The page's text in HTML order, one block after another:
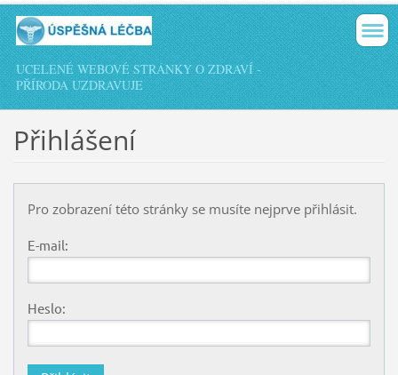
UCELENÉ WEBOVÉ STRÁNKY O ZDRAVÍ -
PŘÍRODA UZDRAVUJE
Přihlášení
Pro zobrazení této stránky se musíte nejprve přihlásit.
E-mail:
Heslo: